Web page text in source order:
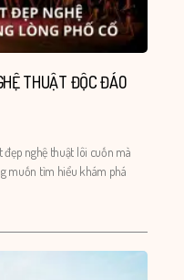
THUẬT ĐỘC ĐÁO
đẹp nghệ thuật lôi cuốn mà
muốn tìm hiểu khám phá